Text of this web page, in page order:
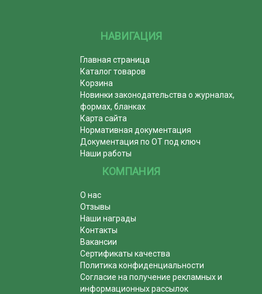
НАВИГАЦИЯ
Главная страница
Каталог товаров
Корзина
Новинки законодательства о журналах,
формах, бланках
Карта сайта
Нормативная документация
Документация по ОТ под ключ
Наши работы
КОМПАНИЯ
О нас
Отзывы
Наши награды
Контакты
Вакансии
Сертификаты качества
Политика конфиденциальности
Согласие на получение рекламных и
информационных рассылок